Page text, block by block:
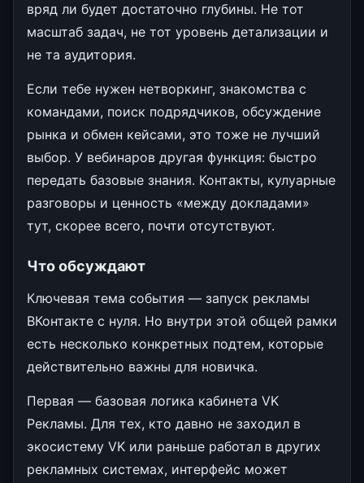
вряд ли будет достаточно глубины. Не тот
масштаб задач, не тот уровень детализации и
не та аудитория.
Если тебе нужен нетворкинг, знакомства с
командами, поиск подрядчиков, обсуждение
рынка и обмен кейсами, это тоже не лучший
выбор. У вебинаров другая функция: быстро
передать базовые знания. Контакты, кулуарные
разговоры и ценность «между докладами»
тут, скорее всего, почти отсутствуют.
Что обсуждают
Ключевая тема события — запуск рекламы
ВКонтакте с нуля. Но внутри этой общей рамки
есть несколько конкретных подтем, которые
действительно важны для новичка.
Первая — базовая логика кабинета VK
Рекламы. Для тех, кто давно не заходил в
экосистему VK или раньше работал в других
рекламных системах, интерфейс может